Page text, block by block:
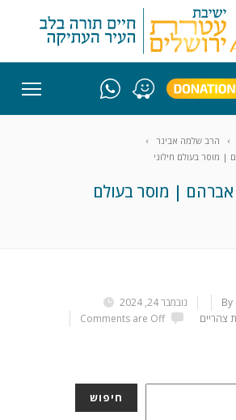
הרב שלמה אבינר
| מוסר בעולם חילוני
אברהם | מוסר בעולם
נובמבר 24, 2024
Comments are Off
צהריים
חיפוש